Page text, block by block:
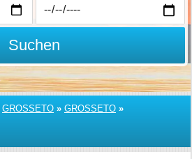
Suchen
GROSSETO » GROSSETO »